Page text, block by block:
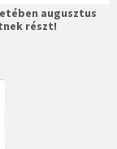
augusztus
részt!